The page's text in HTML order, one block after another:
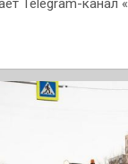
Telegram-канал